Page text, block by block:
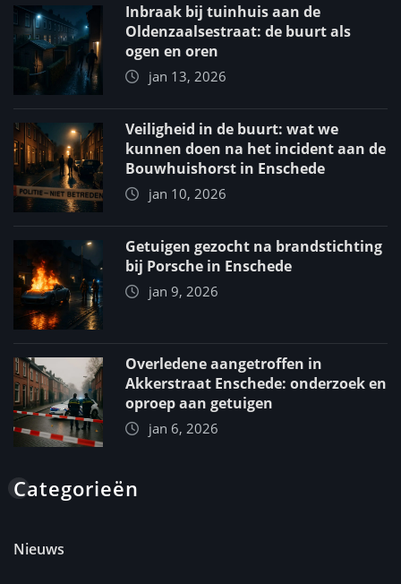
Inbraak bij tuinhuis aan de
Oldenzaalsestraat: de buurt als
ogen en oren
jan 13, 2026
Veiligheid in de buurt: wat we
kunnen doen na het incident aan de
Bouwhuishorst in Enschede
jan 10, 2026
Getuigen gezocht na brandstichting
bij Porsche in Enschede
jan 9, 2026
Overledene aangetroffen in
Akkerstraat Enschede: onderzoek en
oproep aan getuigen
jan 6, 2026
Categorieën
Nieuws